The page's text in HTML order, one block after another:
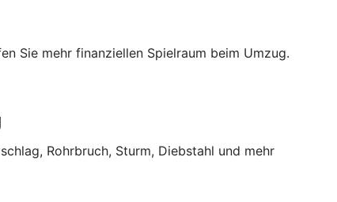
Sie mehr finanziellen Spielraum beim Umzug.
Rohrbruch, Sturm, Diebstahl und mehr